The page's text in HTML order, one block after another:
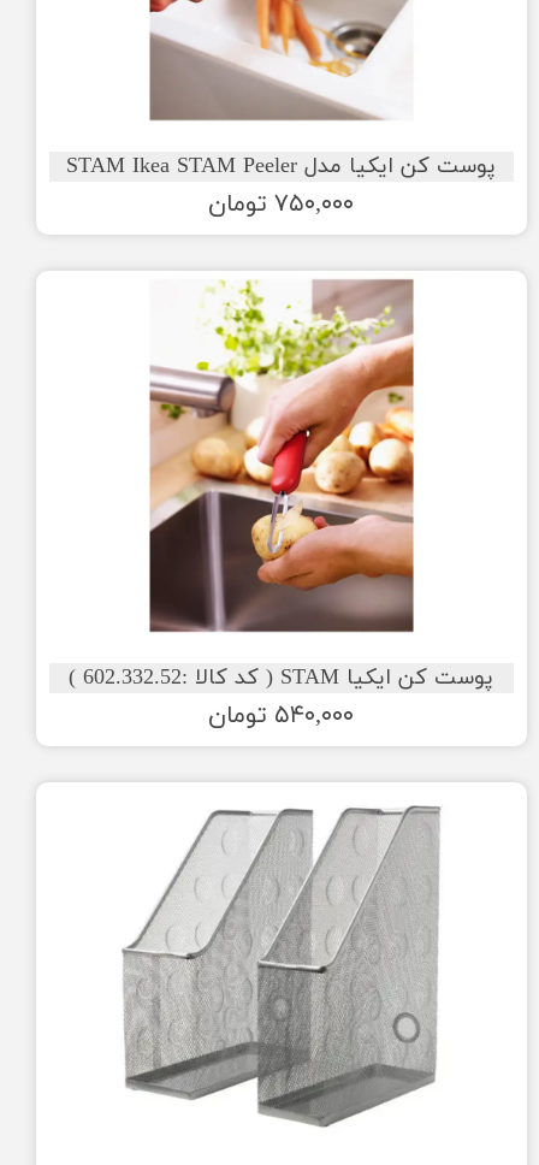
پوست کن ایکیا مدل STAM Ikea STAM Peeler
۷۵۰,۰۰۰ تومان
پوست کن ایکیا STAM ( کد کالا :602.332.52 )
۵۴۰,۰۰۰ تومان